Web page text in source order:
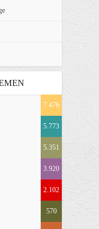
7.476
5.773
5.351
3.920
2.102
570